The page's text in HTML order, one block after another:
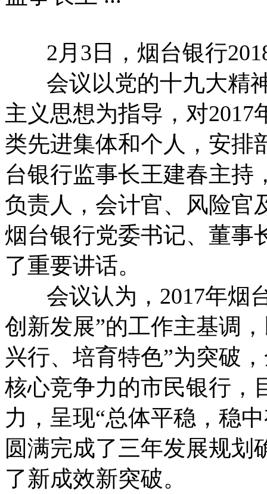
2月3日，烟台银行
会议以党的十九大精神
主义思想为指导，对
类先进集体和个人，安排
台银行监事长王建春主持
负责人，会计官、风险官
烟台银行党委书记、董事
了重要讲话。
会议认为，2017年烟
创新发展”的工作主基调
兴行、培育特色”为突破
核心竞争力的市民银行，
力，呈现“总体平稳，稳
圆满完成了三年发展规划
了新成效新突破。